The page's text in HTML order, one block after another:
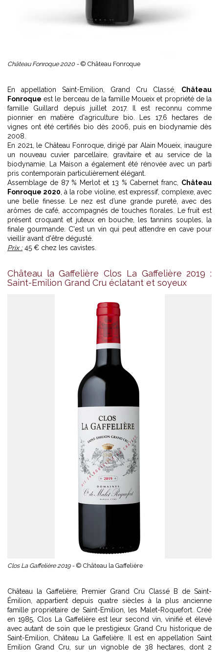
Château Fonroque 2020 - © Château Fonroque
En appellation Saint-Emilion, Grand Cru Classé, Château
Fonroque est le berceau de la famille Moueix et propriété de la
famille Guillard depuis juillet 2017. Il est reconnu comme
pionnier en matière d'agriculture bio. Les 17,6 hectares de
vignes ont été certifiés bio dès 2006, puis en biodynamie dès
2008.
En 2021, le Château Fonroque, dirigé par Alain Moueix, inaugure
un nouveau cuvier parcellaire, gravitaire et au service de la
biodynamie. La Maison a également été rénovée avec un parti
pris contemporain particulièrement élégant.
Assemblage de 87 % Merlot et 13 % Cabernet franc, Château
Fonroque 2020, à la robe violine, est expressif, complexe, avec
une belle finesse. Le nez est d’une grande pureté, avec des
arômes de café, accompagnés de touches florales. Le fruit est
présent croquant et juteux en bouche, les tannins souples, la
finale gourmande. C'est un vin qui peut attendre en cave pour
vieillir avant d'être dégusté.
Prix :45 € chez les cavistes.
Château la Gaffelière Clos La Gaffelière 2019 :
Saint-Emilion Grand Cru éclatant et soyeux
Clos La Gaffelière 2019 - © Château la Gaffelière
Château la Gaffelière, Premier Grand Cru Classé B de Saint-
Émilion, appartient depuis quatre siècles à la plus ancienne
famille propriétaire de Saint-Emilion, les Malet-Roquefort. Créé
en 1985, Clos La Gaffelière est leur second vin, vinifié et élevé
avec autant de soin que le prestigieux Grand Cru historique de
Saint-Emilion, Château La Gaffelière. Il est en appellation Saint
Emilion Grand Cru, sur un vignoble de 38 hectares, dont 2